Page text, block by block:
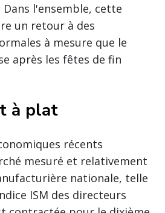
l'ensemble, cette
un retour à des
à mesure que le
après les fêtes de fin
à plat
récents
mesuré et relativement
nationale, telle
ISM des directeurs